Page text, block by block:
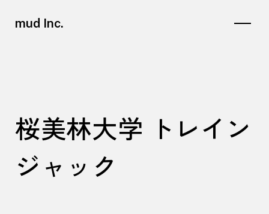
mud Inc.
桜美林大学 トレイン
ジャック